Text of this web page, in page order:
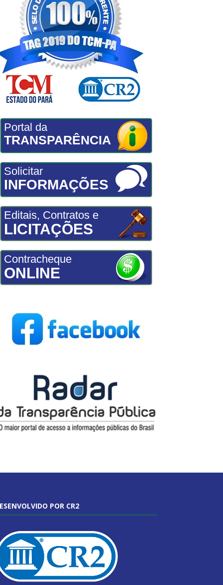
Portal da
TRANSPARÊNCIA
Solicitar
INFORMAÇÕES
Editais, Contratos e
LICITAÇÕES
Contracheque
ONLINE
POR CR2